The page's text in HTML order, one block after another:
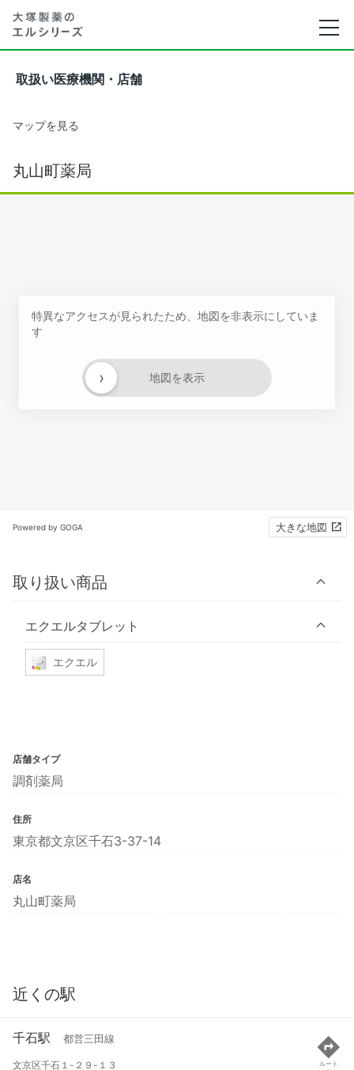
取扱い医療機関・店舗
マップを見る
丸山町薬局
特異なアクセスが見られたため、地図を非表示にしていま
す
地図を表示
›
Powered by GOGA 大きな地図
取り扱い商品
エクエルタブレット
エクエル
店舗タイプ
調剤薬局
住所
東京都文京区千石3-37-14
店名
丸山町薬局
近くの駅
千石駅 都営三田線
文京区千石１-２９-１３
ルート